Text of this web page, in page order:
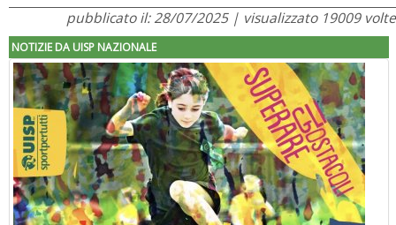
pubblicato il: 28/07/2025 | visualizzato 19009 volte
NOTIZIE DA UISP NAZIONALE